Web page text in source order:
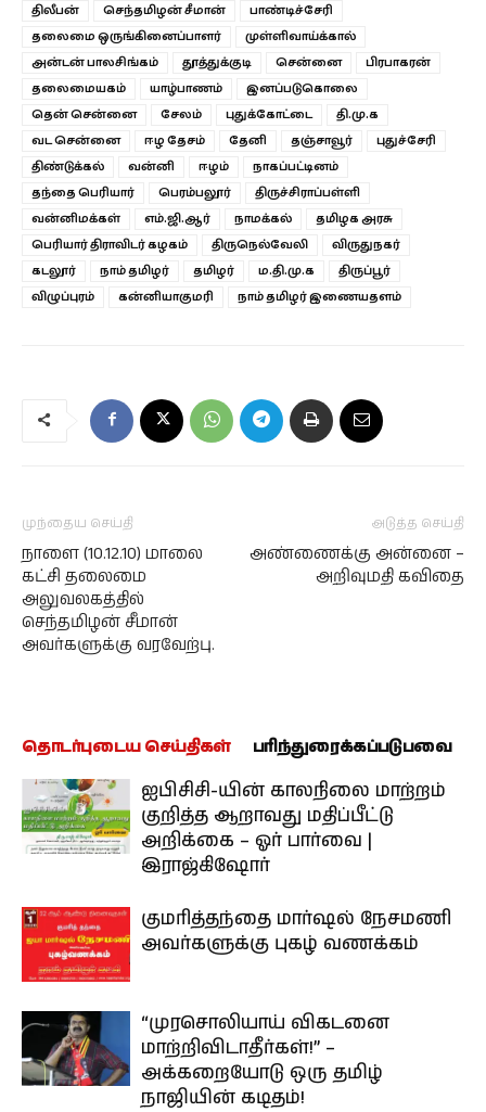
திலீபன்
செந்தமிழன் சீமான்
பாண்டிச்சேரி
தலைமை ஒருங்கினைப்பாளர்
முள்ளிவாய்க்கால்
அன்டன் பாலசிங்கம்
தூத்துக்குடி சென்னை
பிரபாகரன்
தலைமையகம்
யாழ்பாணம்
இனப்படுகொலை
தென் சென்னை
சேலம் புதுக்கோட்டை
தி.மு.க
வட சென்னை
ஈழ தேசம் தேனி தஞ்சாவூர்
புதுச்சேரி
திண்டுக்கல்
வன்னி ஈழம்
நாகப்பட்டினம்
தந்தை பெரியார்
பெரம்பலூர்
திருச்சிராப்பள்ளி
வன்னிமக்கள்
எம்.ஜி.ஆர் நாமக்கல்
தமிழக அரசு
பெரியார் திராவிடர் கழகம்
திருநெல்வேலி
விருதுநகர்
கடலூர்
நாம் தமிழர் தமிழர் ம.தி.மு.க
திருப்பூர்
விழுப்புரம்
கன்னியாகுமரி நாம் தமிழர் இணையதளம்
முந்தைய செய்தி
நாளை (10.12.10) மாலை
கட்சி தலைமை
அலுவலகத்தில்
செந்தமிழன் சீமான்
அவர்களுக்கு வரவேற்பு.
அடுத்த செய்தி
அண்ணைக்கு அன்னை –
அறிவுமதி கவிதை
தொடர்புடைய செய்திகள் பரிந்துரைக்கப்படுபவை
ஐபிசிசி-யின் காலநிலை மாற்றம்
குறித்த ஆறாவது மதிப்பீட்டு
அறிக்கை – ஓர் பார்வை |
இராஜ்கிஷோர்
குமரித்தந்தை மார்ஷல் நேசமணி
அவர்களுக்கு புகழ் வணக்கம்
“முரசொலியாய் விகடனை
மாற்றிவிடாதீர்கள்!” –
அக்கறையோடு ஒரு தமிழ்
நாஜியின் கடிதம்!